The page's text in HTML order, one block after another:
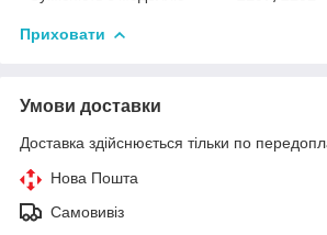
Приховати
Умови доставки
Доставка здійснюється тільки по
Нова Пошта
Самовивіз